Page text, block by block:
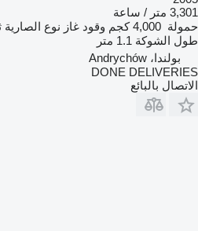
3,301 متر / ساعة
حمولة 4,000 كجم وقود غاز نوع الصارية
طول الشوكة 1.1 متر
بولندا، Andrychów
DONE DELIVERIES
الاتصال بالبائع